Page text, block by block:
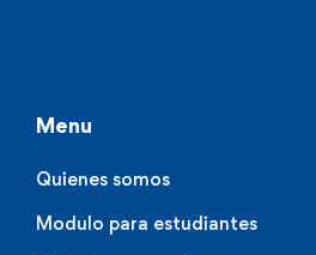
Menu
Quienes somos
Modulo para estudiantes